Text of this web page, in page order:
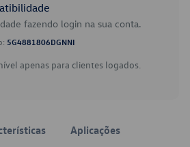
fazendo login na sua conta.
5G4881806DGNNI
apenas para clientes logados.
Aplicações